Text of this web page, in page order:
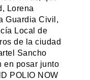
Lorena
Guardia Civil,
Local de
de la ciudad
Sancho
en posar junto
POLIO NOW